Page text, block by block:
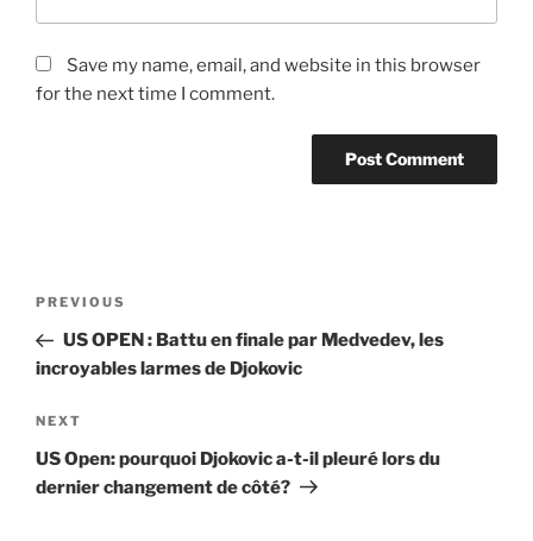
Save my name, email, and website in this browser
for the next time I comment.
Previous
Post
PREVIOUS
US OPEN : Battu en finale par Medvedev, les
incroyables larmes de Djokovic
Next
Post
NEXT
US Open: pourquoi Djokovic a-t-il pleuré lors du
dernier changement de côté?